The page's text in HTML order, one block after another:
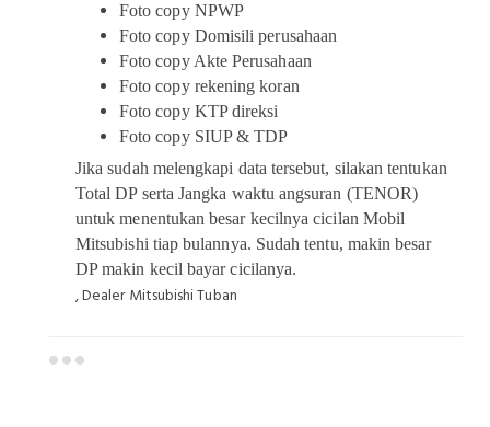
Foto copy NPWP
Foto copy Domisili perusahaan
Foto copy Akte Perusahaan
Foto copy rekening koran
Foto copy KTP direksi
Foto copy SIUP & TDP
Jika sudah melengkapi data tersebut, silakan tentukan
Total DP serta Jangka waktu angsuran (TENOR)
untuk menentukan besar kecilnya cicilan Mobil
Mitsubishi tiap bulannya. Sudah tentu, makin besar
DP makin kecil bayar cicilanya.
, Dealer Mitsubishi Tuban